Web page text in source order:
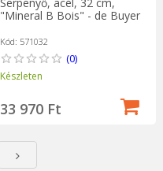
"Mineral B Bois" - de Buyer
Kód: 571032
(0)
Készleten
33 970 Ft